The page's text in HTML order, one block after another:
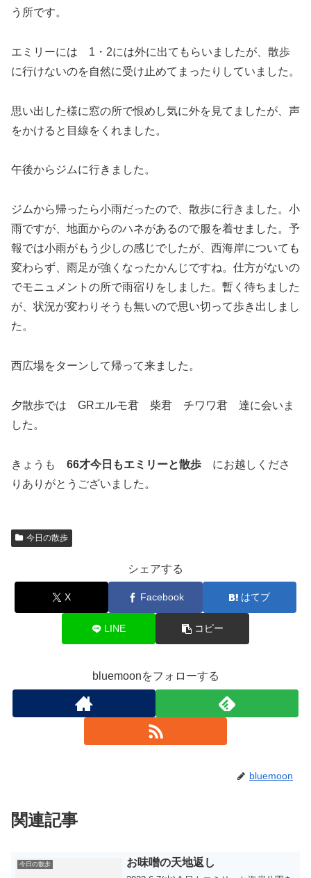
う所です。
エミリーには 1・2には外に出てもらいましたが、散歩
に行けないのを自然に受け止めてまったりしていました。
思い出した様に窓の所で恨めし気に外を見てましたが、声
をかけると目線をくれました。
午後からジムに行きました。
ジムから帰ったら小雨だったので、散歩に行きました。小
雨ですが、地面からのハネがあるので服を着せました。予
報では小雨がもう少しの感じでしたが、西海岸についても
変わらず、雨足が強くなったかんじですね。仕方がないの
でモニュメントの所で雨宿りをしました。暫く待ちました
が、状況が変わりそうも無いので思い切って歩き出しまし
た。
西広場をターンして帰って来ました。
夕散歩では GRエルモ君 柴君 チワワ君 達に会いま
した。
きょうも 66才今日もエミリーと散歩 にお越しくださ
りありがとうございました。
今日の散歩
シェアする
X Facebook はてブ
LINE コピー
bluemoonをフォローする
bluemoon
関連記事
今日の散歩 お味噌の天地返し